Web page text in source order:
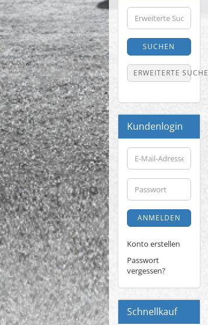
Erweiterte
Suche
SUCHEN
ERWEITERTE SUCHE
Kundenlogin
E-
Mail-
Adresse
Passwort
ANMELDEN
Konto erstellen
Passwort
vergessen?
Schnellkauf